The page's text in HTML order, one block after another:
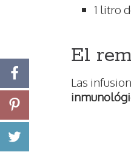
1 litro
El
Las